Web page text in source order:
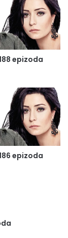
epizoda
epizoda